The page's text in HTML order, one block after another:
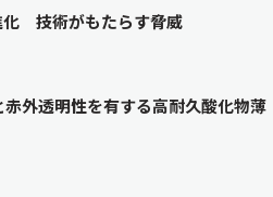
化 技術がもたらす脅威
外透明性を有する高耐久酸化物薄